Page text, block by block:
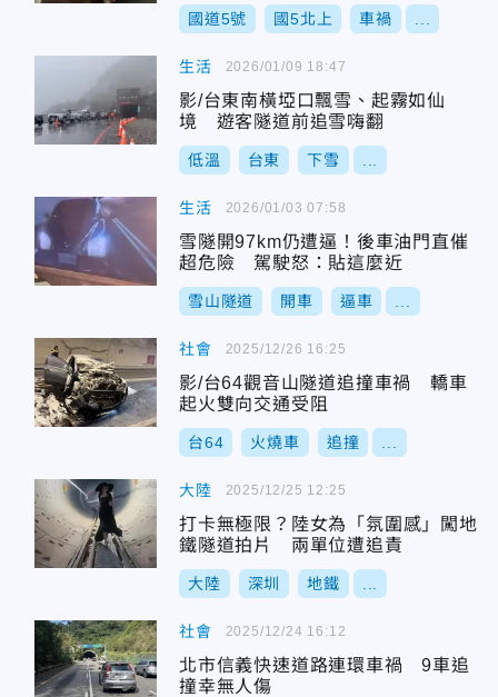
國道5號 國5北上 車禍
生活
影/台東南橫埡口飄雪、起霧如仙
境 遊客隧道前追雪嗨翻
低溫 台東 下雪
2026/01/09 18:47
生活
雪隧開97km仍遭逼！後車油門直催
超危險 駕駛怒：貼這麼近
雪山隧道 開車 逼車
2026/01/03 07:58
社會
影/台64觀音山隧道追撞車禍 轎車
起火雙向交通受阻
台64 火燒車 追撞
2025/12/26 16:25
大陸
打卡無極限？陸女為「氛圍感」闖地
鐵隧道拍片 兩單位遭追責
大陸 深圳 地鐵
2025/12/25 12:25
社會
北市信義快速道路連環車禍 9車追
撞幸無人傷
2025/12/24 16:12